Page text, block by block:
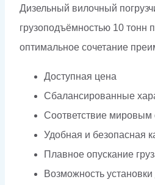
Дизельный вилочный
грузоподъёмностью 10 тонн
оптимальное сочетание
Доступная цена
Сбалансированные
Соответствие мировым
Удобная и безопасная
Плавное опускание
Возможность